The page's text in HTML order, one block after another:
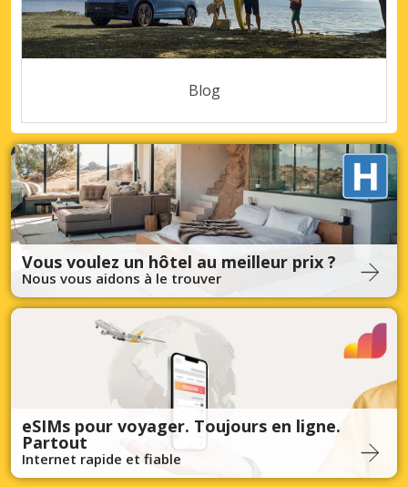
Blog
Vous voulez un hôtel au meilleur prix ?
Nous vous aidons à le trouver
eSIMs pour voyager. Toujours en ligne.
Partout
Internet rapide et fiable